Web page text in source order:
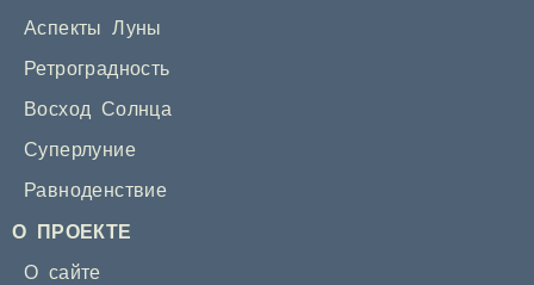
Аспекты Луны
Ретроградность
Восход Солнца
Суперлуние
Равноденствие
О ПРОЕКТЕ
О сайте